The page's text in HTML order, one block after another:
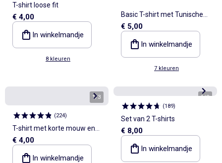
T-shirt loose fit
€ 4,00
In winkelmandje
8 kleuren
Basic T-shirt met Tunische
kraag
€ 5,00
In winkelmandje
7 kleuren
1/3
(224)
T-shirt met korte mouw en
motiefje
€ 4,00
In winkelmandje
1/3
(189)
Set van 2 T-shirts
€ 8,00
In winkelmandje